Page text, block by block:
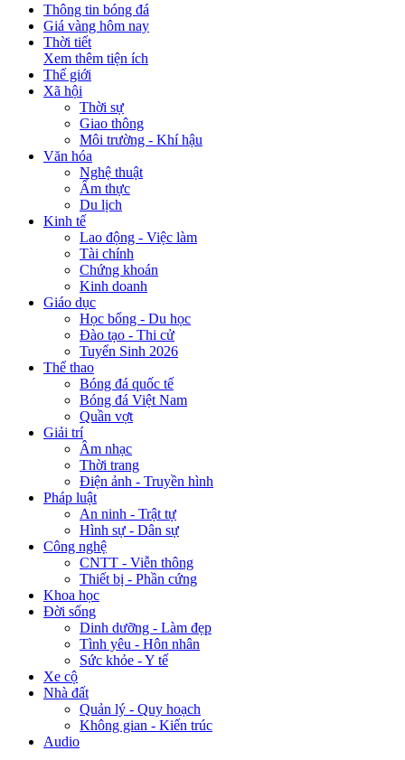
Thông tin bóng đá
Giá vàng hôm nay
Thời tiết
Xem thêm tiện ích
Thế giới
Xã hội
Thời sự
Giao thông
Môi trường - Khí hậu
Văn hóa
Nghệ thuật
Ẩm thực
Du lịch
Kinh tế
Lao động - Việc làm
Tài chính
Chứng khoán
Kinh doanh
Giáo dục
Học bổng - Du học
Đào tạo - Thi cử
Tuyển Sinh 2026
Thể thao
Bóng đá quốc tế
Bóng đá Việt Nam
Quần vợt
Giải trí
Âm nhạc
Thời trang
Điện ảnh - Truyền hình
Pháp luật
An ninh - Trật tự
Hình sự - Dân sự
Công nghệ
CNTT - Viễn thông
Thiết bị - Phần cứng
Khoa học
Đời sống
Dinh dưỡng - Làm đẹp
Tình yêu - Hôn nhân
Sức khỏe - Y tế
Xe cộ
Nhà đất
Quản lý - Quy hoạch
Không gian - Kiến trúc
Audio